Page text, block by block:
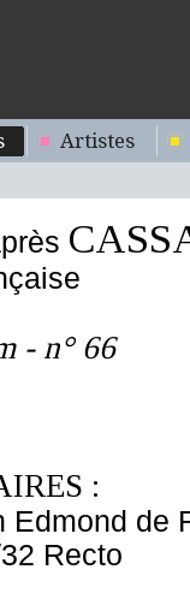
Artistes
- n° 66
:
Edmond de
Recto